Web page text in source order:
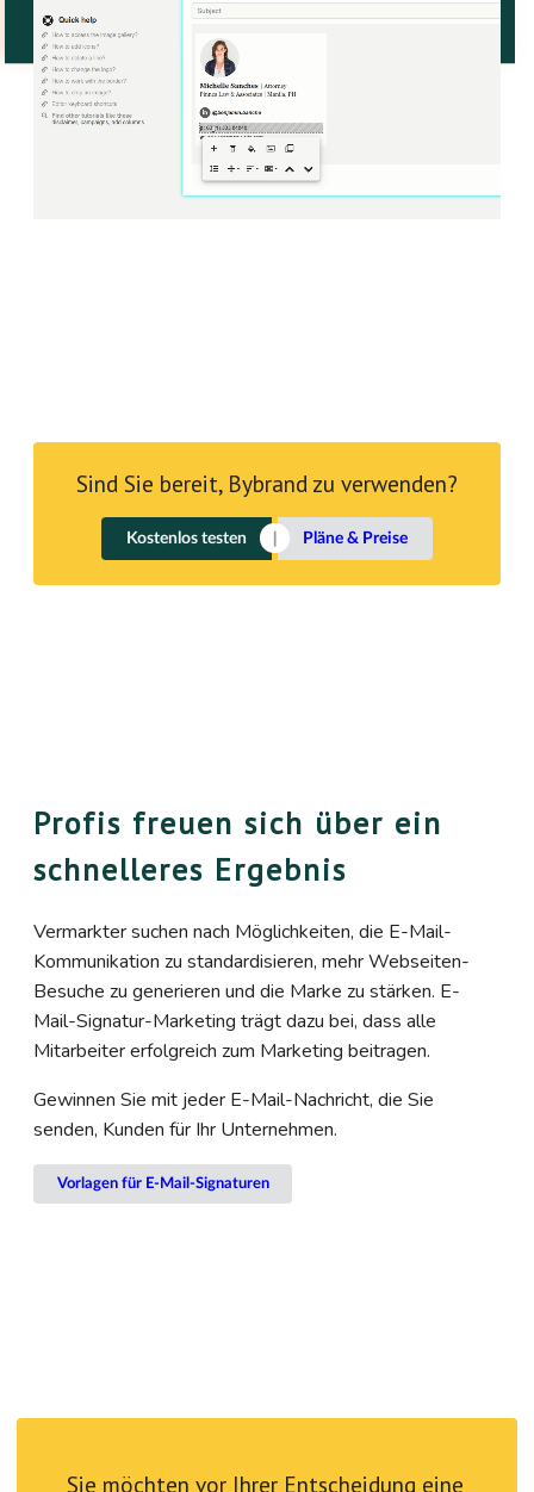
Sind Sie bereit, Bybrand zu verwenden?
Kostenlos testen Pläne & Preise
Profis freuen sich über ein
schnelleres Ergebnis
Vermarkter suchen nach Möglichkeiten, die E-Mail-
Kommunikation zu standardisieren, mehr Webseiten-
Besuche zu generieren und die Marke zu stärken. E-
Mail-Signatur-Marketing trägt dazu bei, dass alle
Mitarbeiter erfolgreich zum Marketing beitragen.
Gewinnen Sie mit jeder E-Mail-Nachricht, die Sie
senden, Kunden für Ihr Unternehmen.
Vorlagen für E-Mail-Signaturen
Sie möchten vor Ihrer Entscheidung eine